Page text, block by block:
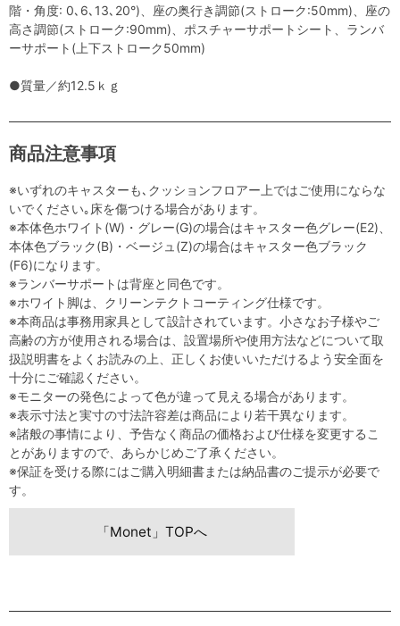
階・角度: 0､6､13､20°)、座の奥行き調節(ストローク:50mm)、座の
高さ調節(ストローク:90mm)、ポスチャーサポートシート、ランバ
ーサポート(上下ストローク50mm)
●質量／約12.5ｋｇ
商品注意事項
※いずれのキャスターも､クッションフロアー上ではご使用にならな
いでください｡床を傷つける場合があります。
※本体色ホワイト(W)・グレー(G)の場合はキャスター色グレー(E2)、
本体色ブラック(B)・ベージュ(Z)の場合はキャスター色ブラック
(F6)になります。
※ランバーサポートは背座と同色です。
※ホワイト脚は、クリーンテクトコーティング仕様です。
※本商品は事務用家具として設計されています。小さなお子様やご
高齢の方が使用される場合は、設置場所や使用方法などについて取
扱説明書をよくお読みの上、正しくお使いいただけるよう安全面を
十分にご確認ください。
※モニターの発色によって色が違って見える場合があります。
※表示寸法と実寸の寸法許容差は商品により若干異なります。
※諸般の事情により、予告なく商品の価格および仕様を変更するこ
とがありますので、あらかじめご了承ください。
※保証を受ける際にはご購入明細書または納品書のご提示が必要で
す。
「Monet」TOPへ